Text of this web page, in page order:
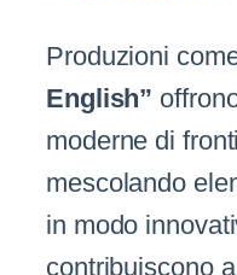
Produzioni
English”
moderne di
mescolando
in modo
contribuiscono